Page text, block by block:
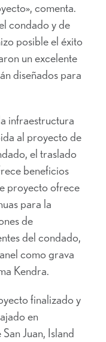
comenta.
condado y de
posible el éxito
un excelente
diseñados para
infraestructura
al proyecto de
el traslado
beneficios
proyecto ofrece
para la
de
del condado,
como grava
Kendra.
finalizado y
en
Juan, Island